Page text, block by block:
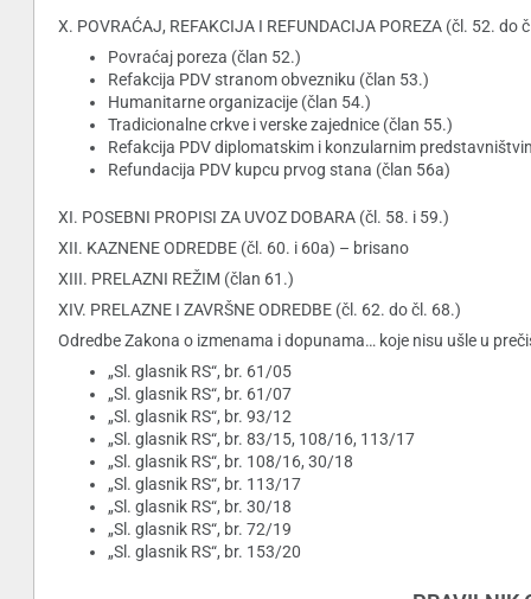
X. POVRAĆAJ, REFAKCIJA I REFUNDACIJA POREZA (čl. 52. do
Povraćaj poreza (član 52.)
Refakcija PDV stranom obvezniku (član 53.)
Humanitarne organizacije (član 54.)
Tradicionalne crkve i verske zajednice (član 55.)
Refakcija PDV diplomatskim i konzularnim
Refundacija PDV kupcu prvog stana (član 56a)
XI. POSEBNI PROPISI ZA UVOZ DOBARA (čl. 58. i 59.)
XII. KAZNENE ODREDBE (čl. 60. i 60a) – brisano
XIII. PRELAZNI REŽIM (član 61.)
XIV. PRELAZNE I ZAVRŠNE ODREDBE (čl. 62. do čl. 68.)
Odredbe Zakona o izmenama i dopunama… koje nisu ušle u
„Sl. glasnik RS“, br. 61/05
„Sl. glasnik RS“, br. 61/07
„Sl. glasnik RS“, br. 93/12
„Sl. glasnik RS“, br. 83/15, 108/16, 113/17
„Sl. glasnik RS“, br. 108/16, 30/18
„Sl. glasnik RS“, br. 113/17
„Sl. glasnik RS“, br. 30/18
„Sl. glasnik RS“, br. 72/19
„Sl. glasnik RS“, br. 153/20